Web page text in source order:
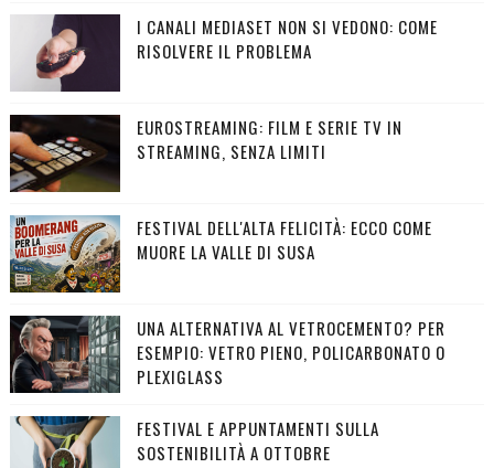
I CANALI MEDIASET NON SI VEDONO: COME
RISOLVERE IL PROBLEMA
EUROSTREAMING: FILM E SERIE TV IN
STREAMING, SENZA LIMITI
FESTIVAL DELL'ALTA FELICITÀ: ECCO COME
MUORE LA VALLE DI SUSA
UNA ALTERNATIVA AL VETROCEMENTO? PER
ESEMPIO: VETRO PIENO, POLICARBONATO O
PLEXIGLASS
FESTIVAL E APPUNTAMENTI SULLA
SOSTENIBILITÀ A OTTOBRE